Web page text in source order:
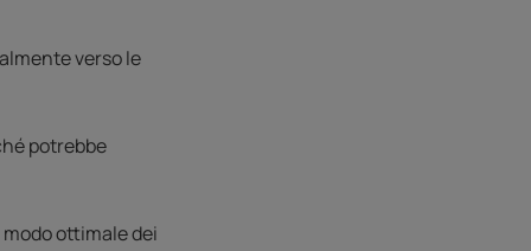
verso le
potrebbe
ottimale dei